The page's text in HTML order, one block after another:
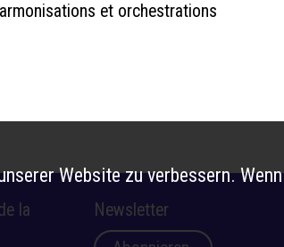
et orchestrations
la
Newsletter
Website zu verbessern.